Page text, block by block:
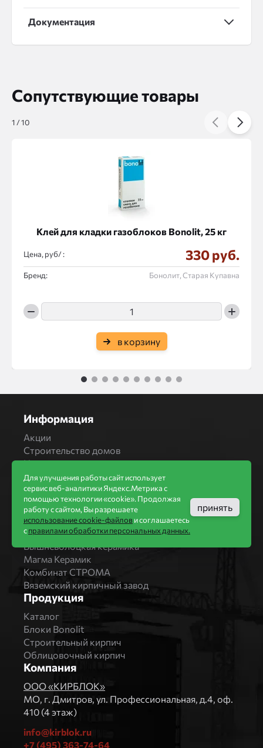
Документация
Сопутствующие товары
Клей для кладки газоблоков Bonolit, 25 кг
Цена, руб/ : 330 руб.
Бренд: Бонолит, Старая Купавна
в корзину
1 /10
1 2 3 4 5 6 7 8 9 10
Информация
Акции
Строительство домов
Новости
Статьи
Производители
Бренды
Bonolit
Завод Мстера
Вышневолоцкая керамика
Магма Керамик
Комбинат СТРОМА
Вяземский кирпичный завод
Продукция
Каталог
Блоки Bonolit
Строительный кирпич
Облицовочный кирпич
Компания
ООО «КИРБЛОК»
МO, г. Дмитров, ул. Профессиональная, д.4, оф.
410 (4 этаж)
info@kirblok.ru
+7 (495) 363-74-64
Для улучшения работы сайт использует
сервис веб-аналитики Яндекс.Метрика с
помощью технологии «cookie». Продолжая
работу с сайтом, Вы разрешаете
использование cookie-файлови соглашаетесь
справилами обработки персональных данных.
принять